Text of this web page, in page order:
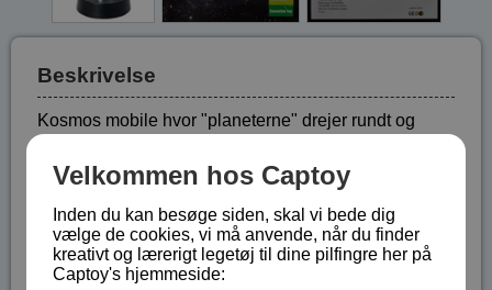
Beskrivelse
Kosmos mobile hvor "planeterne" drejer rundt og
Mobilen er 25 cm høj og 23 cm bred.
Dette er ikke legetøj, men beregnet til dekoration.
Batteri - 1 stk. 9 V - er ikke inkluderet.
Velkommen hos Captoy
Inden du kan besøge siden, skal vi bede dig
vælge de cookies, vi må anvende, når du finder
kreativt og lærerigt legetøj til dine pilfingre her på
Captoy's hjemmeside: